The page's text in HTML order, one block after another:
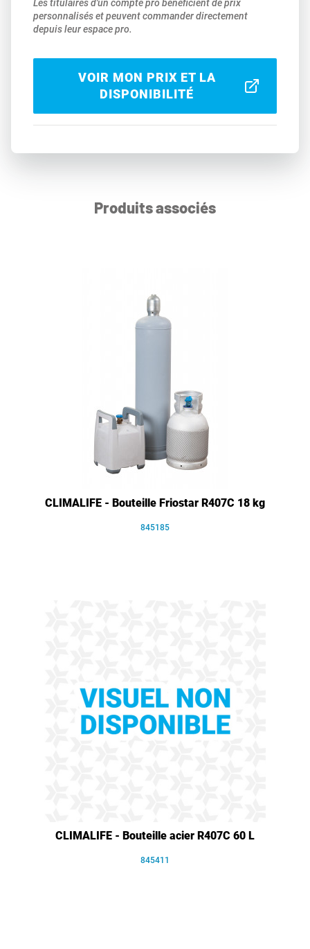
Les titulaires d'un compte pro bénéficient de prix
personnalisés et peuvent commander directement
depuis leur espace pro.
VOIR MON PRIX ET LA
DISPONIBILITÉ
Produits associés
CLIMALIFE - Bouteille Friostar R407C 18 kg
845185
CLIMALIFE - Bouteille acier R407C 60 L
845411